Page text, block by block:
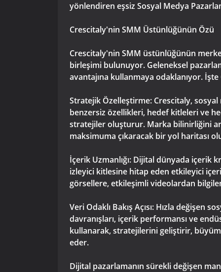
yönlendiren eşsiz Sosyal Medya
Crescitaly'nin SMM Üstünlüğünün Özü
Crescitaly'nin SMM üstünlüğünün
birleşimi bulunuyor. Geleneksel
avantajına kullanmaya odaklanıyor.
Stratejik Özelleştirme: Crescitaly, sosyal
benzersiz özellikleri, hedef kitleleri ve
stratejiler oluşturur. Marka bilinirliğini
maksimuma çıkaracak bir yol haritası
İçerik Uzmanlığı: Dijital dünyada içerik
izleyici kitlesine hitap eden etkileyici
görsellere, etkileşimli videolardan
Veri Odaklı Bakış Açısı: Hızla
davranışları, içerik performansı ve
kullanarak, stratejilerini geliştirir,
eder.
Dijital pazarlamanın sürekli değişen